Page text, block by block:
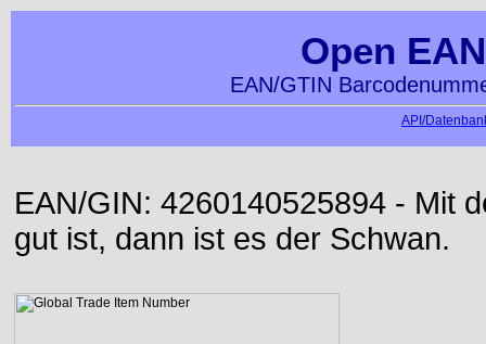
Open
EAN/GTIN
API/
EAN/GIN: 4260140525894 - Mit
gut ist, dann ist es der Schwan.